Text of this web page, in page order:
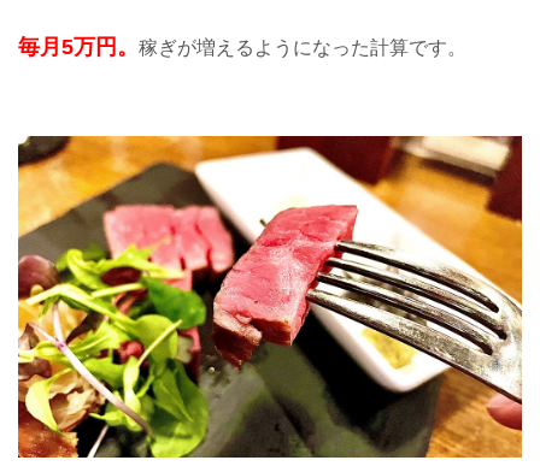
毎月5万円。 稼ぎが増えるようになった計算です。